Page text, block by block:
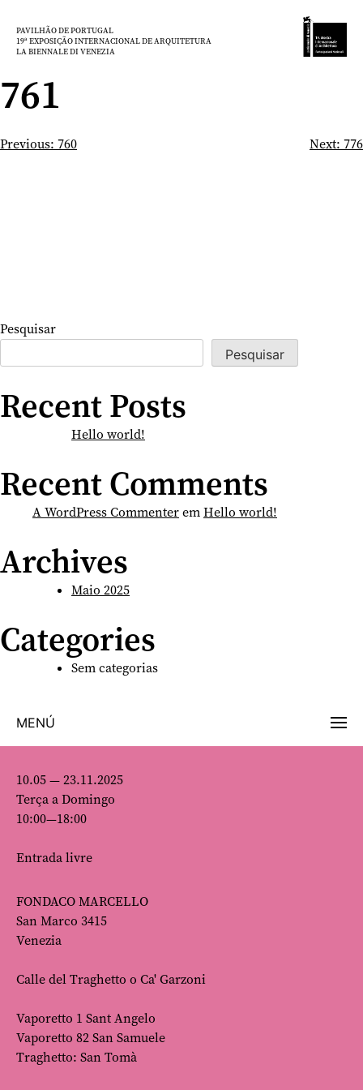
paraPAVILHÃO DE PORTUGAL
19ª EXPOSIÇÃO INTERNACIONAL DE ARQUITETURA
LA BIENNALE DI VENEZIA
761
Navegação
Previous: 760 Next: 776
Pesquisar
Pesquisar
Recent Posts
Hello world!
Recent Comments
A WordPress CommenteremHello world!
Archives
Maio 2025
Categories
Sem categorias
MENÚ
10.05 — 23.11.2025
Terça a Domingo
10:00—18:00
Entrada livre
FONDACO MARCELLO
San Marco 3415
Venezia
Calle del Traghetto o Ca' Garzoni
Vaporetto 1 Sant Angelo
Vaporetto 82 San Samuele
Traghetto: San Tomà